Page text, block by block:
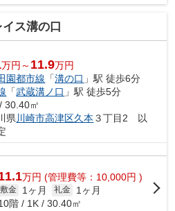
ス溝の口
万円～ 11.9万円
園都市線 「溝の口 」駅 徒歩6分
「武蔵溝ノ口 」駅 徒歩5分
30.40㎡
県 川崎市高津区久本 ３丁目2 以
万円 (管理費等：10,000円 )
敷金 1ヶ月 礼金
1ヶ月
階 / 1K / 30.40㎡